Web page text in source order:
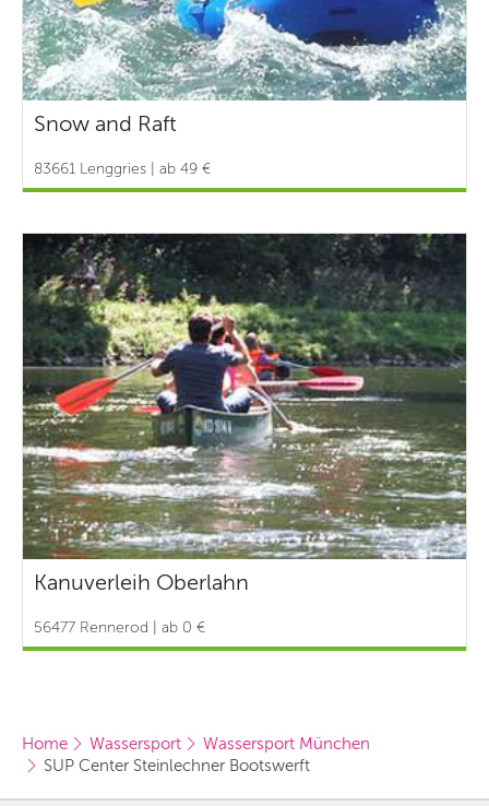
Snow and Raft
83661 Lenggries | ab 49 €
Kanuverleih Oberlahn
56477 Rennerod | ab 0 €
Home Wassersport
Wassersport München
SUP Center Steinlechner Bootswerft